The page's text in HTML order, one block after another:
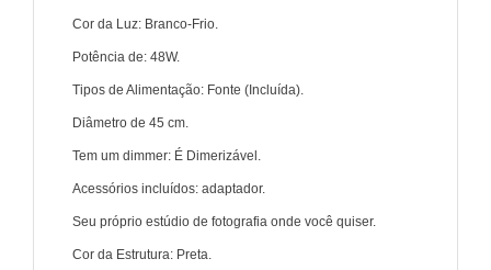
Cor da Luz: Branco-Frio.
Potência de: 48W.
Tipos de Alimentação: Fonte (Incluída).
Diâmetro de 45 cm.
Tem um dimmer: É Dimerizável.
Acessórios incluídos: adaptador.
Seu próprio estúdio de fotografia onde você quiser.
Cor da Estrutura: Preta.